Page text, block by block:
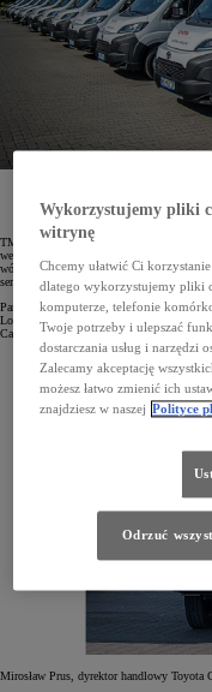
MAX z zabudową serwisową. Z
serwisowe dla klientów
TMH, czyli Toyota Material Handling, to
wewnętrznego, który obejmuje wózki
wózki paletowe oraz wózki do kompletacji
serwisową.
Park firmy liczy 396 samochodów Toyoty i
Long. Teraz do floty TMH dołączyło 10
Carolina Car Company.
Mirosław Prus, dyrektor handlowy Toyota
Wykorzystujemy pliki
witrynę
Chcemy ułatwić Ci
dlatego wykorzystujemy pliki
komputerze, telefonie
Twoje potrzeby i ulepszać
dostarczania usług i narzędzi
Zalecamy akceptację
możesz łatwo zmienić ich
znajdziesz w naszej Polityce
Odrzuć